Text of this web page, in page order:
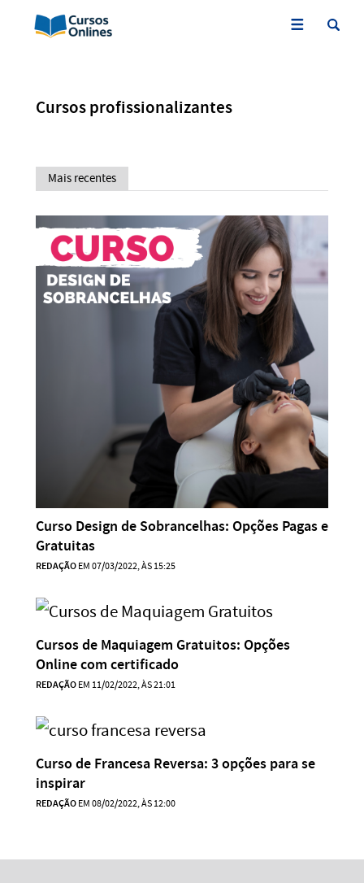
Cursos profissionalizantes
Mais recentes
Curso Design de Sobrancelhas: Opções Pagas e
Gratuitas
REDAÇÃOEM 07/03/2022, ÀS 15:25
Cursos de Maquiagem Gratuitos: Opções
Online com certificado
REDAÇÃOEM 11/02/2022, ÀS 21:01
Curso de Francesa Reversa: 3 opções para se
inspirar
REDAÇÃOEM 08/02/2022, ÀS 12:00